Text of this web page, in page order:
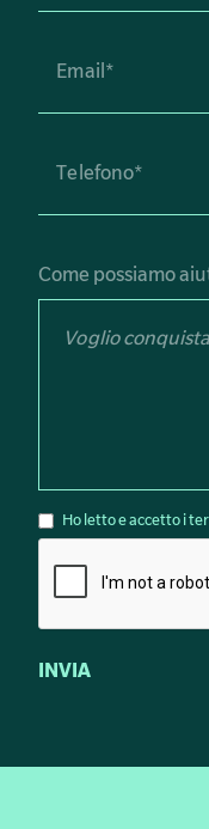
Come possiamo
Ho letto e accetto i